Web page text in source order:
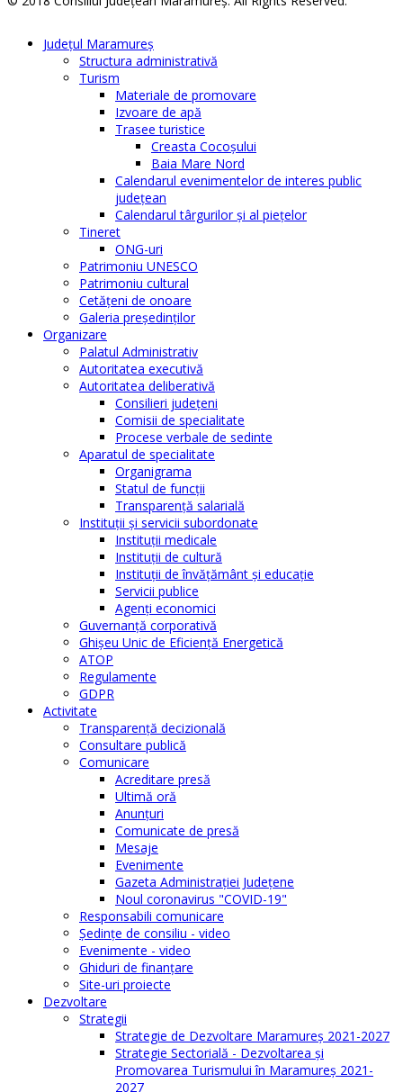
Judeţul Maramureş
Structura administrativă
Turism
Materiale de promovare
Izvoare de apă
Trasee turistice
Creasta Cocoșului
Baia Mare Nord
Calendarul evenimentelor de interes public
judeţean
Calendarul târgurilor şi al pieţelor
Tineret
ONG-uri
Patrimoniu UNESCO
Patrimoniu cultural
Cetăţeni de onoare
Galeria președinților
Organizare
Palatul Administrativ
Autoritatea executivă
Autoritatea deliberativă
Consilieri judeţeni
Comisii de specialitate
Procese verbale de sedinte
Aparatul de specialitate
Organigrama
Statul de funcții
Transparență salarială
Instituţii şi servicii subordonate
Instituţii medicale
Instituţii de cultură
Instituţii de învăţământ şi educaţie
Servicii publice
Agenţi economici
Guvernanță corporativă
Ghişeu Unic de Eficienţă Energetică
ATOP
Regulamente
GDPR
Activitate
Transparenţă decizională
Consultare publică
Comunicare
Acreditare presă
Ultimă oră
Anunţuri
Comunicate de presă
Mesaje
Evenimente
Gazeta Administraţiei Judeţene
Noul coronavirus "COVID-19"
Responsabili comunicare
Şedinţe de consiliu - video
Evenimente - video
Ghiduri de finanţare
Site-uri proiecte
Dezvoltare
Strategii
Strategie de Dezvoltare Maramureș 2021-2027
Strategie Sectorială - Dezvoltarea și
Promovarea Turismului în Maramureș 2021-
2027